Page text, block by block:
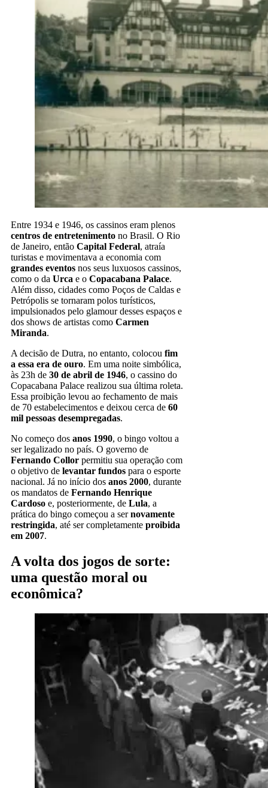
Entre 1934 e 1946, os cassinos eram plenos
centros de entretenimento no Brasil. O Rio
de Janeiro, então Capital Federal, atraía
turistas e movimentava a economia com
grandes eventos nos seus luxuosos cassinos,
como o da Urca e o Copacabana Palace.
Além disso, cidades como Poços de Caldas e
Petrópolis se tornaram polos turísticos,
impulsionados pelo glamour desses espaços e
dos shows de artistas como Carmen
Miranda.
A decisão de Dutra, no entanto, colocou fim
a essa era de ouro. Em uma noite simbólica,
às 23h de 30 de abril de 1946, o cassino do
Copacabana Palace realizou sua última roleta.
Essa proibição levou ao fechamento de mais
de 70 estabelecimentos e deixou cerca de 60
mil pessoas desempregadas.
No começo dos anos 1990, o bingo voltou a
ser legalizado no país. O governo de
Fernando Collor permitiu sua operação com
o objetivo de levantar fundos para o esporte
nacional. Já no início dos anos 2000, durante
os mandatos de Fernando Henrique
Cardoso e, posteriormente, de Lula, a
prática do bingo começou a sernovamente
restringida, até ser completamente proibida
em 2007.
A volta dos jogos de sorte:
uma questão moral ou
econômica?